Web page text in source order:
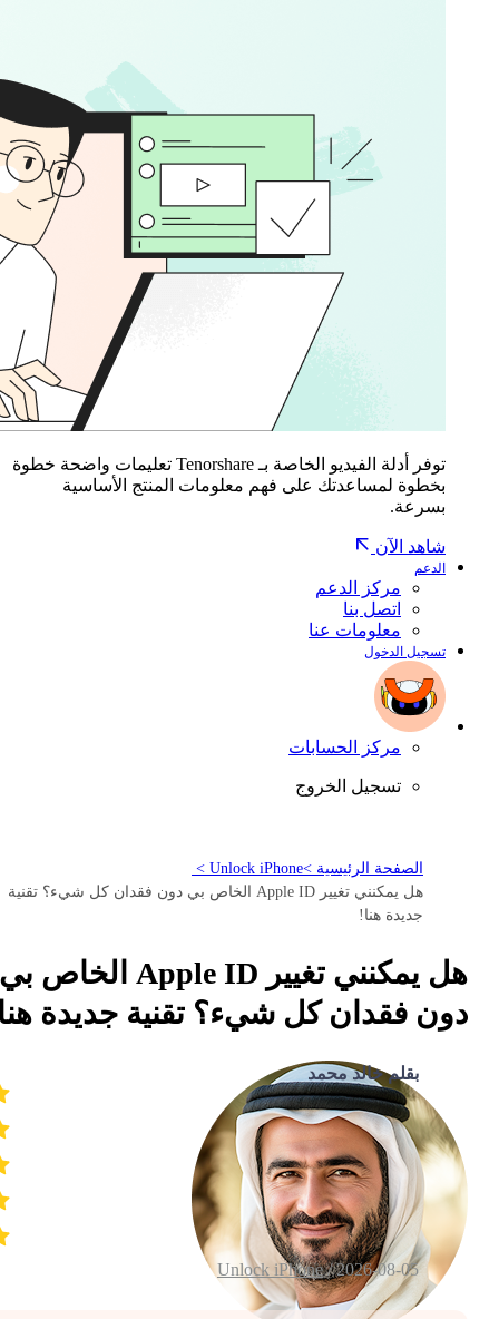
توفر أدلة الفيديو الخاصة بـ Tenorshare تعليمات واضحة خطوة
بخطوة لمساعدتك على فهم معلومات المنتج الأساسية
بسرعة.
شاهد الآن
الدعم
مركز الدعم
اتصل بنا
معلومات عنا
تسجيل الدخول
مركز الحسابات
تسجيل الخروج
الصفحة الرئيسية >Unlock iPhone >
هل يمكنني تغيير Apple ID الخاص بي دون فقدان كل شيء؟ تقنية
جديدة هنا!
هل يمكنني تغيير Apple ID الخاص بي
دون فقدان كل شيء؟ تقنية جديدة
بقلم خالد محمد
2026-08-05 /
Unlock iPhone